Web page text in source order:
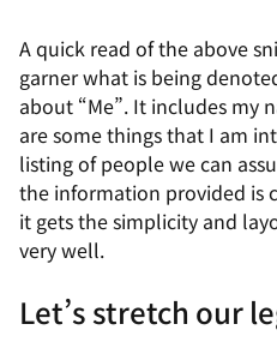
A quick read of the above
garner what is being
about “Me”. It includes my
are some things that I am
listing of people we can
the information provided is
it gets the simplicity and
very well.
Let’s stretch our